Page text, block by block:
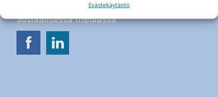
Evästekäytäntö
Sosiaalisessa mediassa